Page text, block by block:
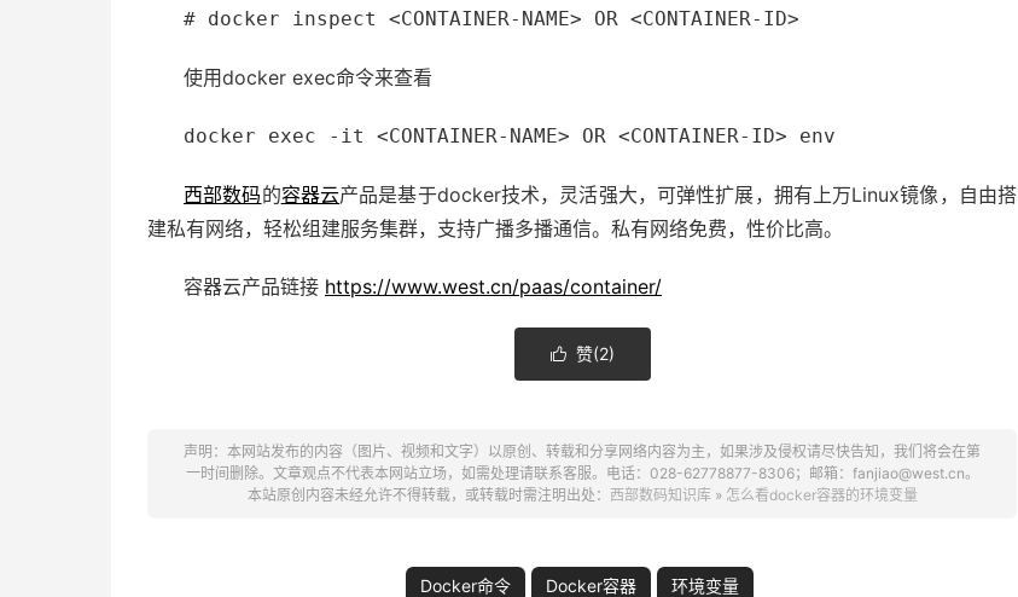
# docker inspect <CONTAINER-NAME> OR <CONTAINER-ID>
使用docker exec命令来查看
docker exec -it <CONTAINER-NAME> OR <CONTAINER-ID> env
西部数码的容器云产品是基于docker技术，灵活强大，可弹性扩展，拥有上万Linux镜像，自由搭
建私有网络，轻松组建服务集群，支持广播多播通信。私有网络免费，性价比高。
容器云产品链接 https://www.west.cn/paas/container/
 赞(2)
声明：本网站发布的内容（图片、视频和文字）以原创、转载和分享网络内容为主，如果涉及侵权请尽快告知，我们将会在第
一时间删除。文章观点不代表本网站立场，如需处理请联系客服。电话：028-62778877-8306；邮箱：fanjiao@west.cn。
本站原创内容未经允许不得转载，或转载时需注明出处： 西部数码知识库» 怎么看docker容器的环境变量
Docker命令 Docker容器 环境变量